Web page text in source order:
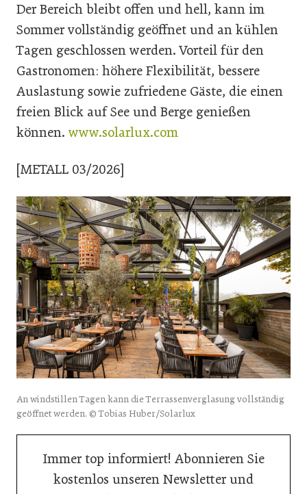
Der Bereich bleibt offen und hell, kann im
Sommer vollständig geöffnet und an kühlen
Tagen geschlossen werden. Vorteil für den
Gastronomen: höhere Flexibilität, bessere
Auslastung sowie zufriedene Gäste, die einen
freien Blick auf See und Berge genießen
können.www.solarlux.com
[METALL 03/2026]
An windstillen Tagen kann die Terrassenverglasung vollständig
geöffnet werden. © Tobias Huber/Solarlux
Immer top informiert! Abonnieren Sie
kostenlos unseren Newsletter und